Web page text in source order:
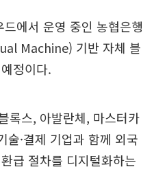
에서 운영 중인 농협은행
Machine) 기반 자체 블
정이다.
록스, 아발란체, 마스터카
술·결제 기업과 함께 외국
급 절차를 디지털화하는